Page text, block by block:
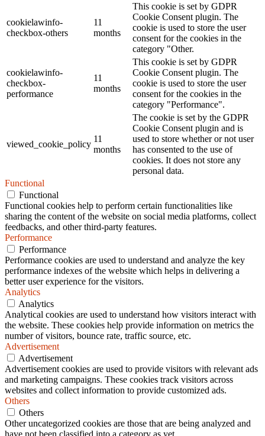
cookielawinfo-
checkbox-others
11
months
This cookie is set by GDPR
Cookie Consent plugin. The
cookie is used to store the user
consent for the cookies in the
category "Other.
cookielawinfo-
checkbox-
performance
11
months
This cookie is set by GDPR
Cookie Consent plugin. The
cookie is used to store the user
consent for the cookies in the
category "Performance".
viewed_cookie_policy
11
months
The cookie is set by the GDPR
Cookie Consent plugin and is
used to store whether or not user
has consented to the use of
cookies. It does not store any
personal data.
Functional
Functional
Functional cookies help to perform certain functionalities like
sharing the content of the website on social media platforms, collect
feedbacks, and other third-party features.
Performance
Performance
Performance cookies are used to understand and analyze the key
performance indexes of the website which helps in delivering a
better user experience for the visitors.
Analytics
Analytics
Analytical cookies are used to understand how visitors interact with
the website. These cookies help provide information on metrics the
number of visitors, bounce rate, traffic source, etc.
Advertisement
Advertisement
Advertisement cookies are used to provide visitors with relevant ads
and marketing campaigns. These cookies track visitors across
websites and collect information to provide customized ads.
Others
Others
Other uncategorized cookies are those that are being analyzed and
have not been classified into a category as yet.